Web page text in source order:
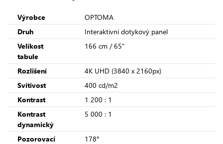
Výrobce
OPTOMA
Druh
Interaktivní dotykový panel
Velikost
tabule
166 cm / 65"
Rozlišení
4K UHD (3840 x 2160px)
Svítivost
400 cd/m2
Kontrast
1 200 : 1
Kontrast
dynamický
5 000 : 1
Pozorovací
178°